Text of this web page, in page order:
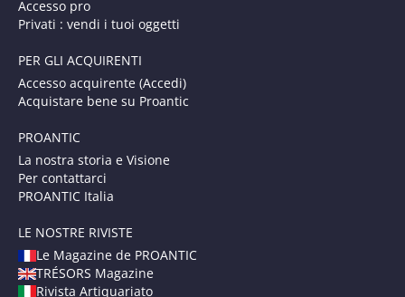
Accesso pro
Privati : vendi i tuoi oggetti
PER GLI ACQUIRENTI
Accesso acquirente (Accedi)
Acquistare bene su Proantic
PROANTIC
La nostra storia e Visione
Per contattarci
PROANTIC Italia
LE NOSTRE RIVISTE
Le Magazine de PROANTIC
TRÉSORS Magazine
Rivista Artiquariato